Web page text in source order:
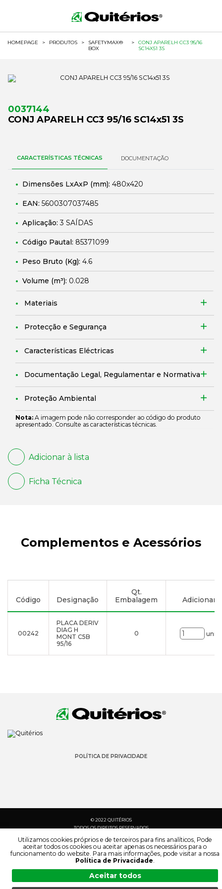
HOMEPAGE > PRODUTOS >
SAFETYMAX®
BOX
>
CONJ APARELH CC3 95/16
SC14X51 3S
0037144
CONJ APARELH CC3 95/16 SC14x51 3S
CARACTERÍSTICAS TÉCNICAS DOCUMENTAÇÃO
Dimensões LxAxP (mm): 480x420
EAN: 5600307037485
Aplicação:3 SAÍDAS
Código Pautal: 85371099
Peso Bruto (Kg): 4.6
Volume (m³): 0.028
Materiais
Protecção e Segurança
Características Eléctricas
Documentação Legal, Regulamentar e Normativa
Proteção Ambiental
Nota: A imagem pode não corresponder ao código do produto
apresentado. Consulte as características técnicas.
Adicionar à lista
Ficha Técnica
Complementos e Acessórios
Código Designação
Qt.
Embalagem
Adicionar
00242
PLACA DERIV
DIAG H
MONT C5B
95/16
0 uni.
POLÍTICA DE PRIVACIDADE
© 2022 QUITÉRIOS
TODOS OS DIREITOS RESERVADOS
Utilizamos cookies próprios e de terceiros para fins analíticos, Pode
aceitar todos os cookies ou aceitar apenas os necessários para o
funcionamento do website. Para mais informações, pode visitar a nossa
Política de Privacidade.
Aceitar todos